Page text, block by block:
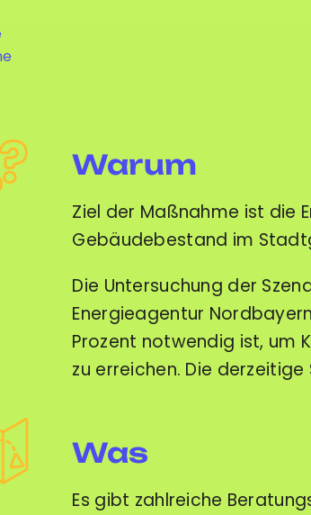
Warum
Ziel der Maßnahme ist die
Gebäudebestand im
Die Untersuchung der
Energieagentur
Prozent notwendig ist, um
zu erreichen. Die
Was
Es gibt zahlreiche